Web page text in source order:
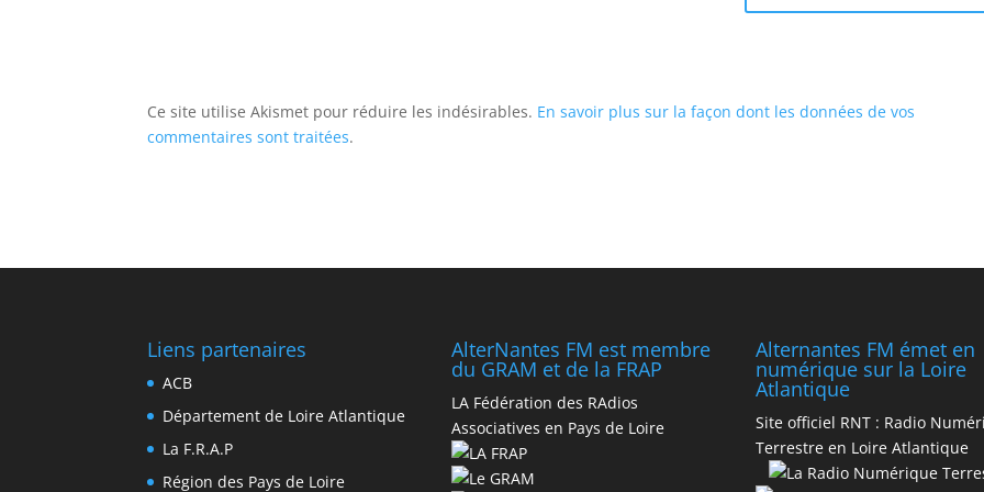
Ce site utilise Akismet pour réduire les indésirables. En savoir plus sur la façon dont les données de vos
commentaires sont traitées.
Liens partenaires
ACB
Département de Loire Atlantique
La F.R.A.P
Région des Pays de Loire
AlterNantes FM est membre
du GRAM et de la FRAP
LA Fédération des RAdios
Associatives en Pays de Loire
Alternantes FM émet en
numérique sur la Loire
Atlantique
Site officiel RNT : Radio
Terrestre en Loire Atlantique